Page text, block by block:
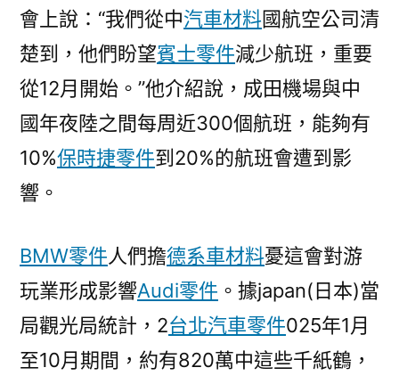
會上說：“我們從中汽車材料國航空公司清
楚到，他們盼望賓士零件減少航班，重要
從12月開始。”他介紹說，成田機場與中
國年夜陸之間每周近300個航班，能夠有
10%保時捷零件到20%的航班會遭到影
響。
BMW零件人們擔德系車材料憂這會對游
玩業形成影響Audi零件 。據japan(日本)當
局觀光局統計，2台北汽車零件025年1月
至10月期間，約有820萬中這些千紙鶴，